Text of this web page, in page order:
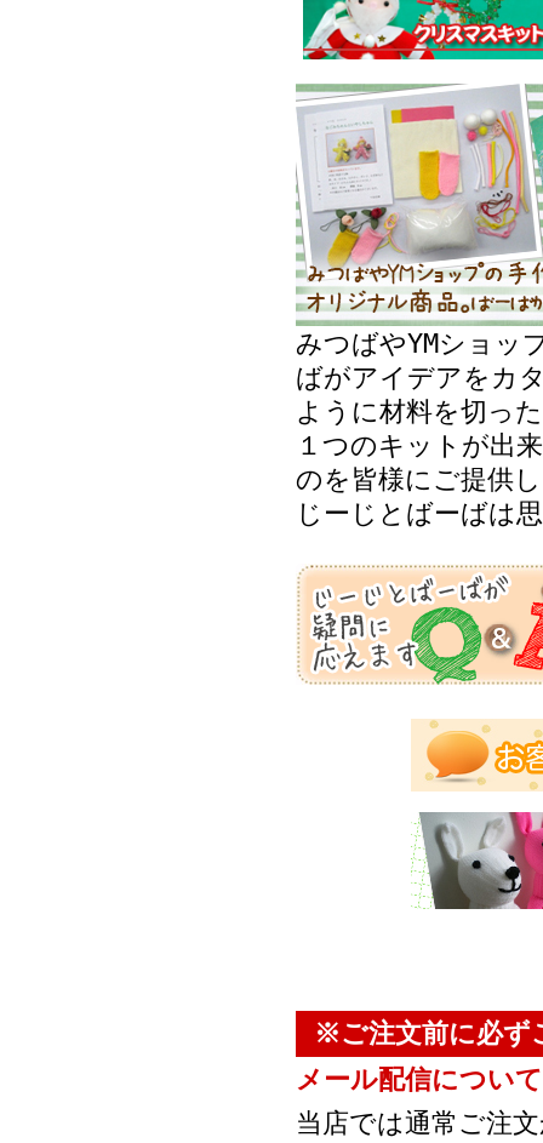
みつばやYMショッ
ばがアイデアをカ
ように材料を切っ
１つのキットが出
のを皆様にご提供
じーじとばーばは
※ご注文前に必ず
メール配信につい
当店では通常ご注